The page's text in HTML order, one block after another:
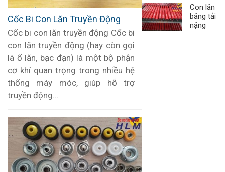
Con lăn
băng tải
nặng
Cốc Bi Con Lăn Truyền Động
Cốc bi con lăn truyền động Cốc bi
con lăn truyền động (hay còn gọi
là ổ lăn, bạc đạn) là một bộ phận
cơ khí quan trọng trong nhiều hệ
thống máy móc, giúp hỗ trợ
truyền động...